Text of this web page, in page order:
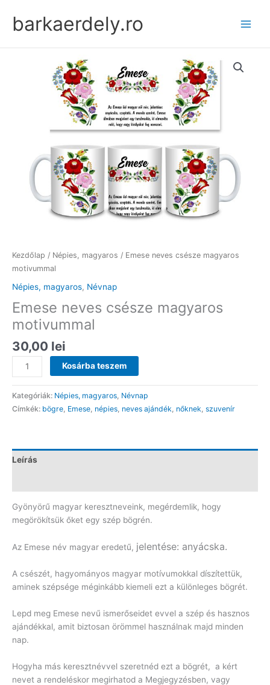
contentbarkaerdely.ro
Kezdőlap / Népies, magyaros / Emese neves csésze magyaros
motivummal
Népies, magyaros, Névnap
Emese neves csésze magyaros
motivummal
30,00 lei
Emese
neves
csésze
magyaros
motivummal
Kosárba teszem
Kategóriák: Népies, magyaros, Névnap
Címkék: bögre, Emese, népies, neves ajándék, nőknek, szuvenír
Leírás
Gyönyörű magyar keresztneveink, megérdemlik, hogy
megörökítsük őket egy szép bögrén.
Az Emese név magyar eredetű, jelentése: anyácska.
A csészét, hagyományos magyar motívumokkal díszítettük,
aminek szépsége méginkább kiemeli ezt a különleges bögrét.
Lepd meg Emese nevű ismerőseidet evvel a szép és hasznos
ajándékkal, amit biztosan örömmel használnak majd minden
nap.
Hogyha más keresztnévvel szeretnéd ezt a bögrét, a kért
nevet a rendeléskor megirhatod a Megjegyzésben, vagy